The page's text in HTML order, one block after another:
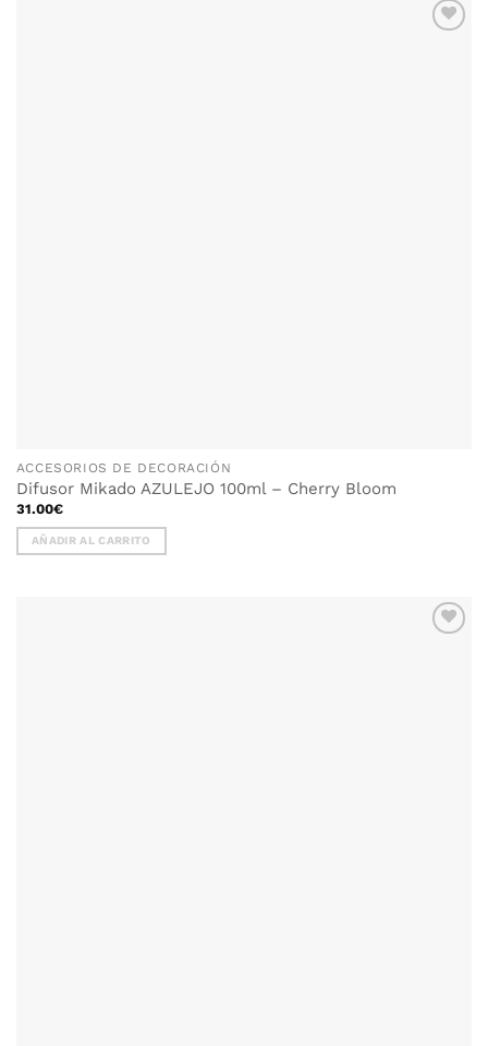
ACCESORIOS DE DECORACIÓN
Difusor Mikado AZULEJO 100ml – Cherry Bloom
31.00€
AÑADIR AL CARRITO